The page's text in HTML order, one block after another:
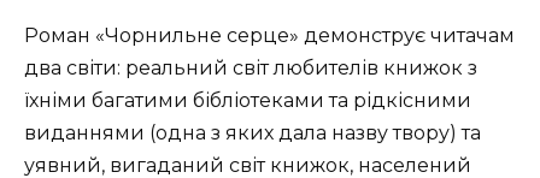
Роман «Чорнильне серце» демонструє читачам
два світи: реальний світ любителів книжок з
їхніми багатими бібліотеками та рідкісними
виданнями (одна з яких дала назву твору) та
уявний, вигаданий світ книжок, населений